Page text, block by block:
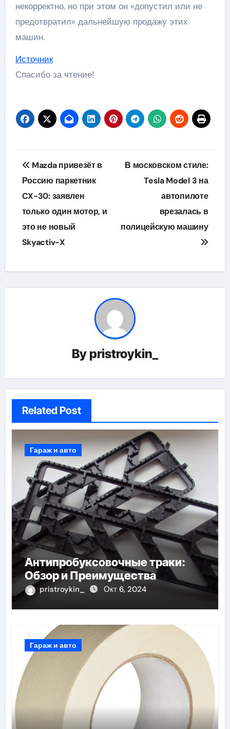
некорректно, но при этом он «допустил или не
предотвратил» дальнейшую продажу этих
машин.
Источник
Спасибо за чтение!
Навигация
по
записям
Mazda привезёт в
Россию паркетник
CX-30: заявлен
только один мотор, и
это не новый
Skyactiv-X
В московском стиле:
Tesla Model 3 на
автопилоте
врезалась в
полицейскую машину
By pristroykin_
Related Post
Гараж и авто
Антипробуксовочные траки:
Обзор и Преимущества
pristroykin_ Окт 6, 2024
Гараж и авто